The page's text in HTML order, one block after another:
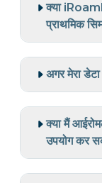
क्या
प्राथमिक
अगर मेरा डेटा
क्या मैं
उपयोग कर